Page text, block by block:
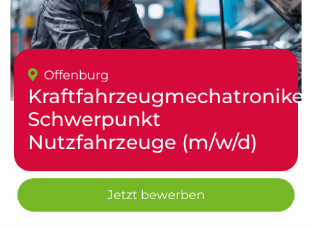
Offenburg
Kraftfahrzeugmechatroniker
Schwerpunkt
Nutzfahrzeuge (m/w/d)
Jetzt bewerben